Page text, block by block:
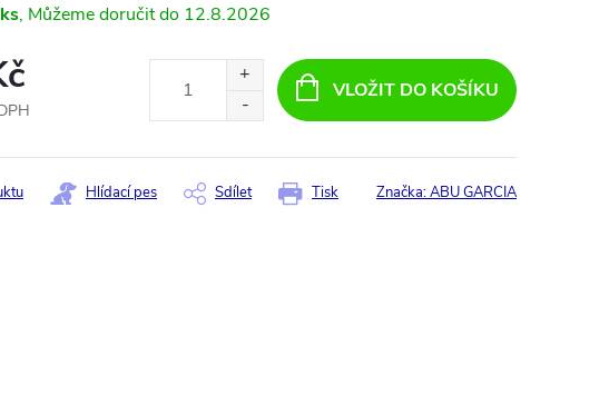
12.8.2026
VLOŽIT DO KOŠÍKU
Tisk
Hlídací pes Sdílet Značka:ABU GARCIA